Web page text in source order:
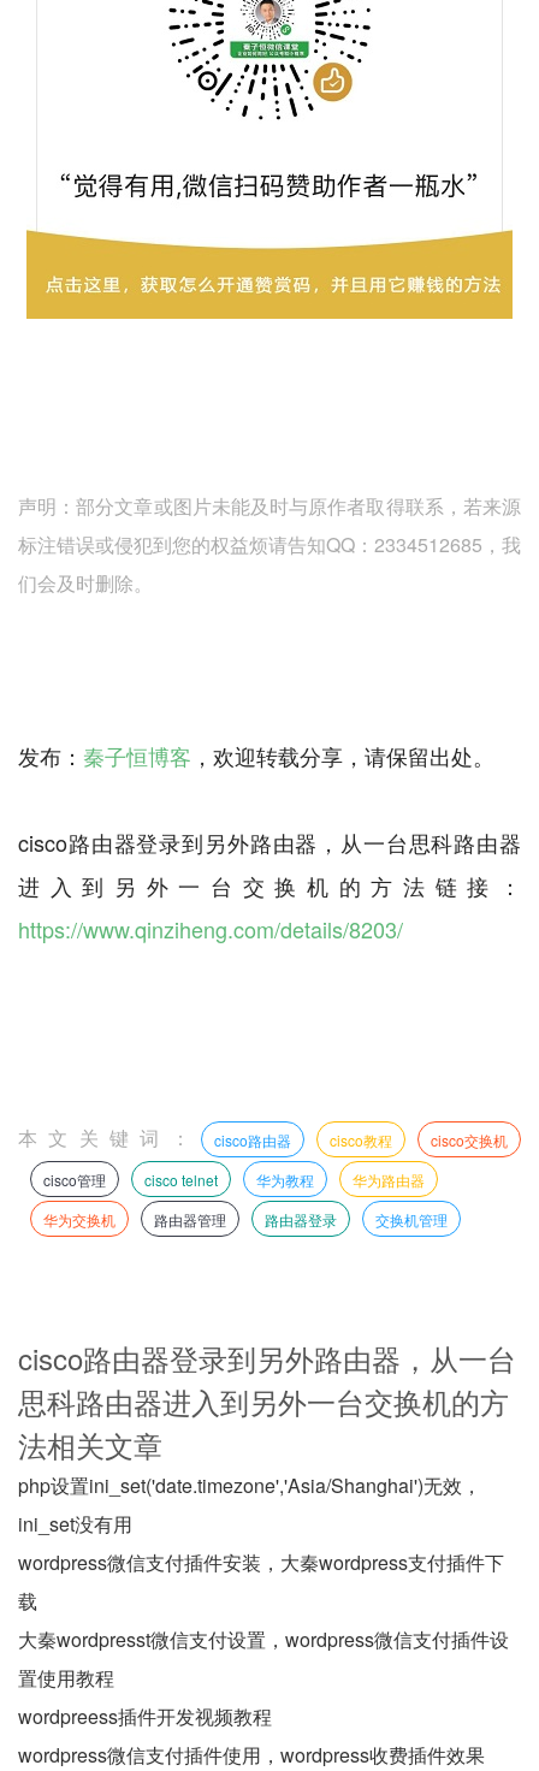
声明：部分文章或图片未能及时与原作者取得联系，若来源
标注错误或侵犯到您的权益烦请告知QQ：2334512685，我
们会及时删除。
发布： 秦子恒博客 ，欢迎转载分享，请保留出处。
cisco路由器登录到另外路由器，从一台思科路由器
进入到另外一台交换机的方法链接：
https://www.qinziheng.com/details/8203/
本文关键词： cisco路由器 cisco教程
cisco交换机
cisco管理
cisco telnet 华为教程
华为路由器
华为交换机
路由器管理 路由器登录 交换机管理
cisco路由器登录到另外路由器，从一台
思科路由器进入到另外一台交换机的方
法相关文章
php设置ini_set('date.timezone','Asia/Shanghai')无效，
ini_set没有用
wordpress微信支付插件安装，大秦wordpress支付插件下
载
大秦wordpresst微信支付设置，wordpress微信支付插件设
置使用教程
wordpreess插件开发视频教程
wordpress微信支付插件使用，wordpress收费插件效果